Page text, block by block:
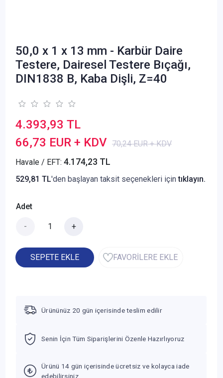
50,0 x 1 x 13 mm - Karbür Daire
Testere, Dairesel Testere Bıçağı,
DIN1838 B, Kaba Dişli, Z=40
4.393,93 TL
66,73 EUR + KDV 70,24 EUR + KDV
Havale / EFT: 4.174,23 TL
529,81 TL'den başlayan taksit seçenekleri içintıklayın.
Adet
- +
SEPETE EKLE FAVORİLERE EKLE
Ürününüz 20 gün içerisinde teslim edilir
Senin İçin Tüm Siparişlerini Özenle Hazırlıyoruz
Ürünü 14 gün içerisinde ücretsiz ve kolayca iade
edebilirsiniz.